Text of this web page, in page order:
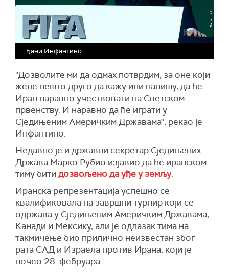
Ђани Инфантино
"Дозволите ми да одмах потврдим, за оне који
желе нешто друго да кажу или напишу, да ће
Иран наравно учествовати на Светском
првенству. И наравно да ће играти у
Сједињеним Америчким Државама", рекао је
Инфантино.
Недавно је и државни секретар Сједињених
Држава Марко Рубио изјавио да ће иранском
тиму бити дозвољено да уђе у земљу.
Иранска репрезентација успешно се
квалификовала на завршни турнир који се
одржава у Сједињеним Америчким Државама,
Канади и Мексику, али је одлазак тима на
такмичење био прилично неизвестан због
рата САД и Израела против Ирана, који је
почео 28. фебруара.